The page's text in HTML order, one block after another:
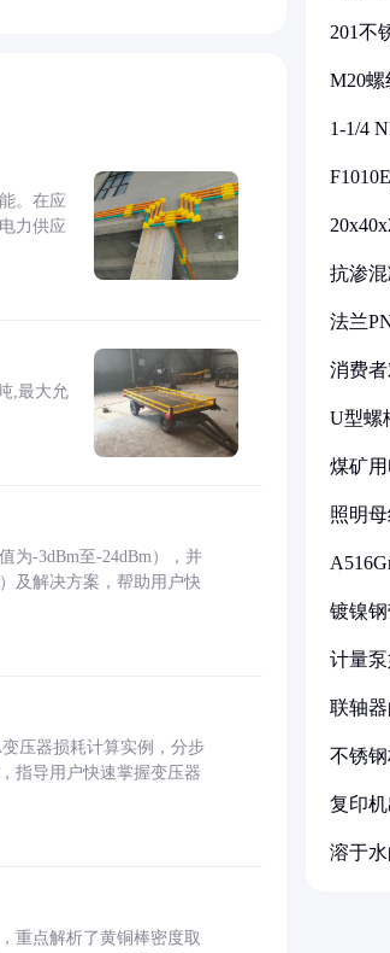
。在应
力供应
,最大允
为-3dBm至-24dBm），并
及解决方案，帮助用户快
压器损耗计算实例，分步
指导用户快速掌握变压器
重点解析了黄铜棒密度取
201不
M20
1-1/4
抗渗
法兰
消费
U型螺
煤矿
照明
镀镍
计量
联轴
不锈
复印
溶于